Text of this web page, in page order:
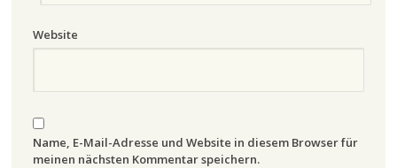
Website
Name, E-Mail-Adresse und Website in diesem Browser für
meinen nächsten Kommentar speichern.